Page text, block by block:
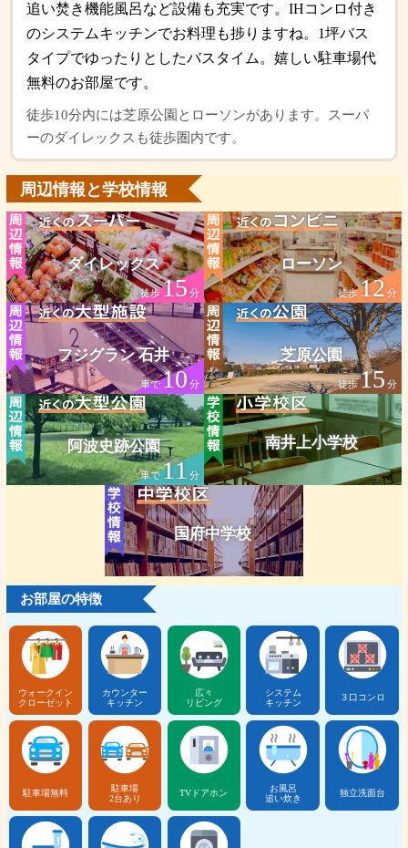
追い焚き機能風呂など設備も充実です。IHコンロ付き
のシステムキッチンでお料理も捗りますね。1坪バス
タイプでゆったりとしたバスタイム。嬉しい駐車場代
無料のお部屋です。
徒歩10分内には芝原公園とローソンがあります。スーパ
ーのダイレックスも徒歩圏内です。
周辺情報と学校情報
ダイレックス
徒歩15分
ローソン
徒歩12分
フジグラン 石井
車で10分
芝原公園
徒歩15 分
阿波史跡公園
車で11 分
南井上小学校
国府中学校
お部屋の特徴
ウォークイン
クローゼット
カウンター
キッチン
広々
リビング
システム
キッチン
３口コンロ
駐車場無料
駐車場
2台あり
TVドアホン
お風呂
追い炊き
独立洗面台